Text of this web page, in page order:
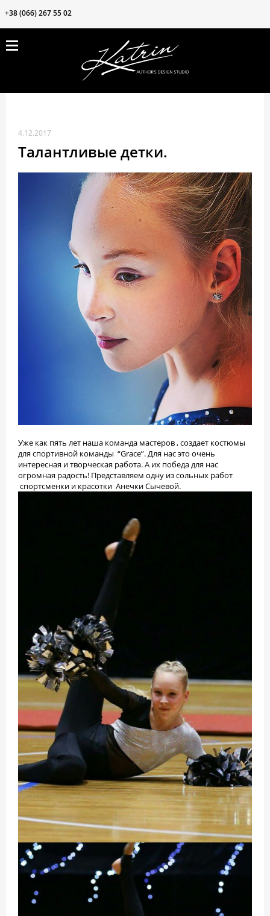
+38 (066) 267 55 02
ВОЗМОЖНОСТИ
О нас
Клиентам
Частые вопросы
4.12.2017
Талантливые детки.
Уже как пять лет наша команда мастеров , создает костюмы
для спортивной команды “Grace”. Для нас это очень
интересная и творческая работа. А их победа для нас
огромная радость! Представляем одну из сольных работ
спортсменки и красотки Анечки Сычевой.